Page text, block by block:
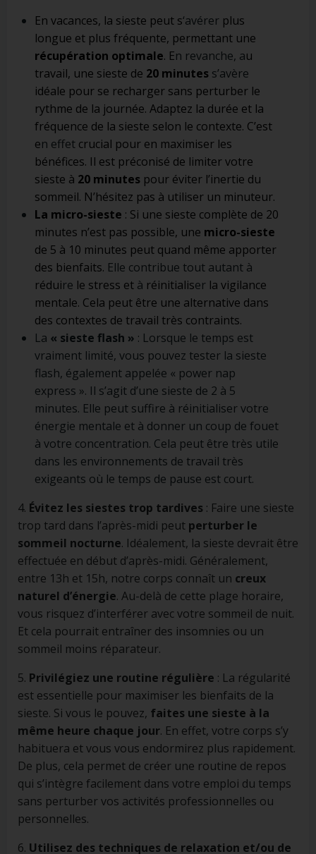
En vacances, la sieste peut s‘avérer plus
longue et plus fréquente, permettant une
récupération optimale. En revanche, au
travail, une sieste de 20 minutes s’avère
idéale pour se recharger sans perturber le
rythme de la journée. Adaptez la durée et la
fréquence de la sieste selon le contexte. C’est
en effet crucial pour en maximiser les
bénéfices. Il est préconisé de limiter votre
sieste à 20 minutes pour éviter l’inertie du
sommeil. N’hésitez pas à utiliser un minuteur.
La micro-sieste : Si une sieste complète de 20
minutes n’est pas possible, une micro-sieste
de 5 à 10 minutes peut quand même apporter
des bienfaits. Elle contribue tout autant à
réduire le stress et à réinitialiser la vigilance
mentale. Cela peut être une alternative dans
des contextes de travail très contraints.
La « sieste flash » : Lorsque le temps est
vraiment limité, vous pouvez tester la sieste
flash, également appelée « power nap
express ». Il s’agit d’une sieste de 2 à 5
minutes. Elle peut suffire à réinitialiser votre
énergie mentale et à donner un coup de fouet
à votre concentration. Cela peut être très utile
dans les environnements de travail très
exigeants où le temps de pause est court.
4. Évitez les siestes trop tardives : Faire une sieste
trop tard dans l’après-midi peut perturber le
sommeil nocturne. Idéalement, la sieste devrait être
effectuée en début d’après-midi. Généralement,
entre 13h et 15h, notre corps connaît un creux
naturel d’énergie. Au-delà de cette plage horaire,
vous risquez d’interférer avec votre sommeil de nuit.
Et cela pourrait entraîner des insomnies ou un
sommeil moins réparateur.
5. Privilégiez une routine régulière : La régularité
est essentielle pour maximiser les bienfaits de la
sieste. Si vous le pouvez, faites une sieste à la
même heure chaque jour. En effet, votre corps s’y
habituera et vous vous endormirez plus rapidement.
De plus, cela permet de créer une routine de repos
qui s’intègre facilement dans votre emploi du temps
sans perturber vos activités professionnelles ou
personnelles.
6. Utilisez des techniques de relaxation et/ou de